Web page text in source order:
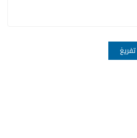
تفريغ